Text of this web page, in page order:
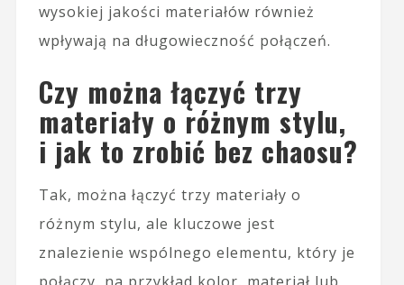
wysokiej jakości materiałów również
wpływają na długowieczność połączeń.
Czy można łączyć trzy
materiały o różnym stylu,
i jak to zrobić bez chaosu?
Tak, można łączyć trzy materiały o
różnym stylu, ale kluczowe jest
znalezienie wspólnego elementu, który je